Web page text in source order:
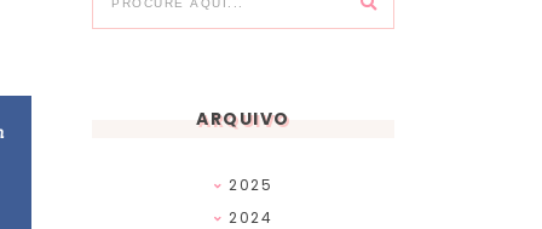
ARQUIVO
2025
2024